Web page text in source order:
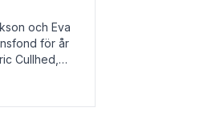
och Eva
för år
Cullhed,